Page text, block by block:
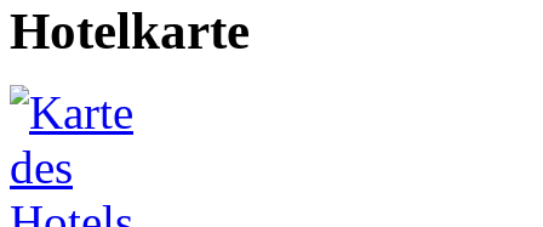
Hotelkarte